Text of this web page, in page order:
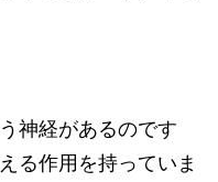
神経があるのです
る作用を持っていま